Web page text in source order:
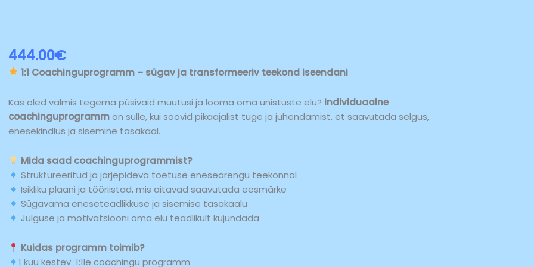
444.00€
1:1 Coachinguprogramm – sügav ja transformeeriv teekond iseendani
Kas oled valmis tegema püsivaid muutusi ja looma oma unistuste elu? Individuaalne
coachinguprogrammon sulle, kui soovid pikaajalist tuge ja juhendamist, et saavutada selgus,
enesekindlus ja sisemine tasakaal.
Mida saad coachinguprogrammist?
Struktureeritud ja järjepideva toetuse enesearengu teekonnal
Isikliku plaani ja tööriistad, mis aitavad saavutada eesmärke
Sügavama eneseteadlikkuse ja sisemise tasakaalu
Julguse ja motivatsiooni oma elu teadlikult kujundada
Kuidas programm toimib?
1 kuu kestev 1:1le coachingu programm